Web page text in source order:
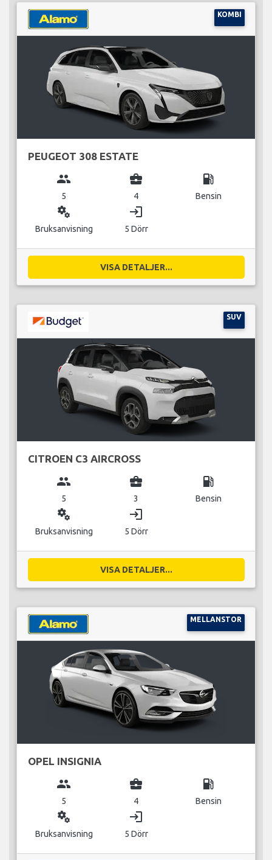
KOMBI
PEUGEOT 308 ESTATE
group
5
business_center
4
local_gas_station
Bensin
miscellaneous_services
Bruksanvisning
login
5 Dörr
VISA DETALJER...
SUV
CITROEN C3 AIRCROSS
group
5
business_center
3
local_gas_station
Bensin
miscellaneous_services
Bruksanvisning
login
5 Dörr
VISA DETALJER...
MELLANSTOR
OPEL INSIGNIA
group
5
business_center
4
local_gas_station
Bensin
miscellaneous_services
Bruksanvisning
login
5 Dörr